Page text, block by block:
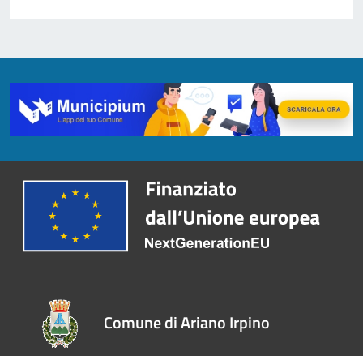
Comune di Ariano Irpino